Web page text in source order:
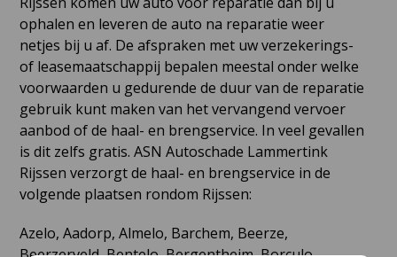
ophalen en leveren de auto na reparatie weer
netjes bij u af. De afspraken met uw verzekerings-
of leasemaatschappij bepalen meestal onder welke
voorwaarden u gedurende de duur van de reparatie
gebruik kunt maken van het vervangend vervoer
aanbod of de haal- en brengservice. In veel gevallen
is dit zelfs gratis. ASN Autoschade Lammertink
Rijssen verzorgt de haal- en brengservice in de
volgende plaatsen rondom Rijssen:
Azelo, Aadorp, Almelo, Barchem, Beerze,